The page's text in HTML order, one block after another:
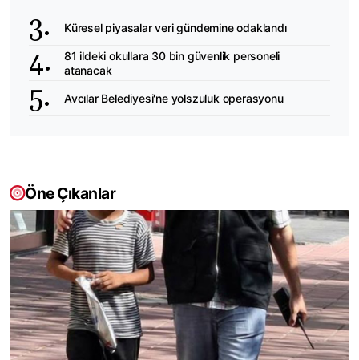
Küresel piyasalar veri gündemine odaklandı
81 ildeki okullara 30 bin güvenlik personeli
atanacak
Avcılar Belediyesi'ne yolszuluk operasyonu
Öne Çıkanlar